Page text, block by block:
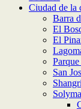
Ciudad de la
Barra
El
El
San